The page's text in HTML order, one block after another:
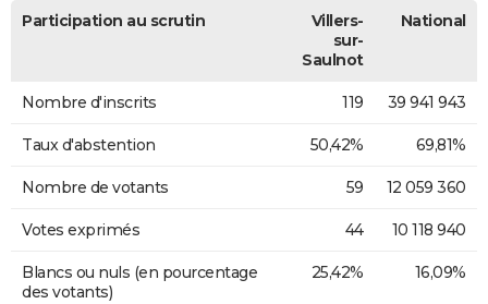
Participation au scrutin
Villers-
sur-
Saulnot
National
Nombre d'inscrits 119 39 941 943
Taux d'abstention 50,42% 69,81%
Nombre de votants 59 12 059 360
Votes exprimés 44 10 118 940
Blancs ou nuls (en pourcentage
des votants)
25,42% 16,09%